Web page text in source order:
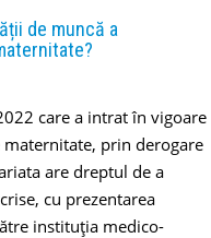
de muncă a
care a intrat în vigoare
prin derogare
are dreptul de a
cu prezentarea
instituţia medico-